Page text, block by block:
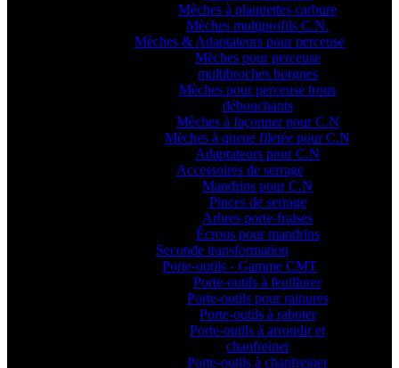
Mèches à plaquettes carbure
Mèches multiprofils C.N.
Mèches & Adaptateurs pour perceuse
Mèches pour perceuse
multibroches borgnes
Mèches pour perceuse trous
débouchants
Mèches à façonner pour C.N
Mèches à queue filetée pour C.N
Adaptateurs pour C.N
Accessoires de serrage
Mandrins pour C.N
Pinces de serrage
Arbres porte-fraises
Écrous pour mandrins
Seconde transformation
Porte-outils - Gamme CMT
Porte-outils à feuillurer
Porte-outils pour rainures
Porte-outils à raboter
Porte-outils à arrondir et
chanfreiner
Porte-outils à chanfreiner